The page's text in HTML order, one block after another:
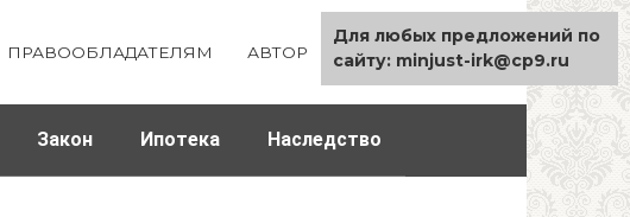
ПРАВООБЛАДАТЕЛЯМ АВТОР КАРТА САЙТА
Закон Ипотека Наследство
Для любых предложений по
сайту: minjust-irk@cp9.ru